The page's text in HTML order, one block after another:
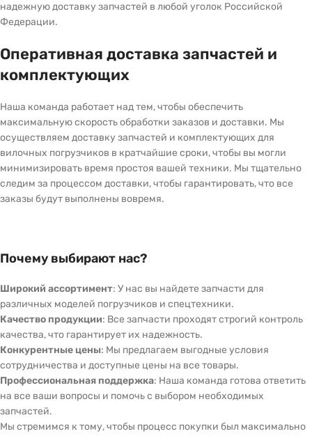
надежную доставку запчастей в любой уголок Российской
Федерации.
Оперативная доставка запчастей и
комплектующих
Наша команда работает над тем, чтобы обеспечить
максимальную скорость обработки заказов и доставки. Мы
осуществляем доставку запчастей и комплектующих для
вилочных погрузчиков в кратчайшие сроки, чтобы вы могли
минимизировать время простоя вашей техники. Мы тщательно
следим за процессом доставки, чтобы гарантировать, что все
заказы будут выполнены вовремя.
Почему выбирают нас?
Широкий ассортимент: У нас вы найдете запчасти для
различных моделей погрузчиков и спецтехники.
Качество продукции: Все запчасти проходят строгий контроль
качества, что гарантирует их надежность.
Конкурентные цены: Мы предлагаем выгодные условия
сотрудничества и доступные цены на все товары.
Профессиональная поддержка: Наша команда готова ответить
на все ваши вопросы и помочь с выбором необходимых
запчастей.
Мы стремимся к тому, чтобы процесс покупки был максимально